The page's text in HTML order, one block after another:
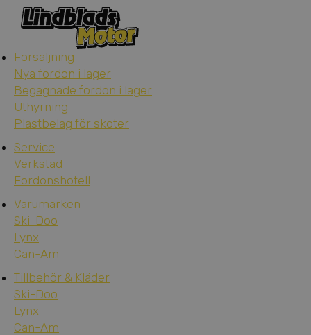
Försäljning
Nya fordon i lager
Begagnade fordon i lager
Uthyrning
Plastbelag för skoter
Service
Verkstad
Fordonshotell
Varumärken
Ski-Doo
Lynx
Can-Am
Tillbehör & Kläder
Ski-Doo
Lynx
Can-Am